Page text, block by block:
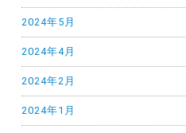
2024年5月
2024年4月
2024年2月
2024年1月